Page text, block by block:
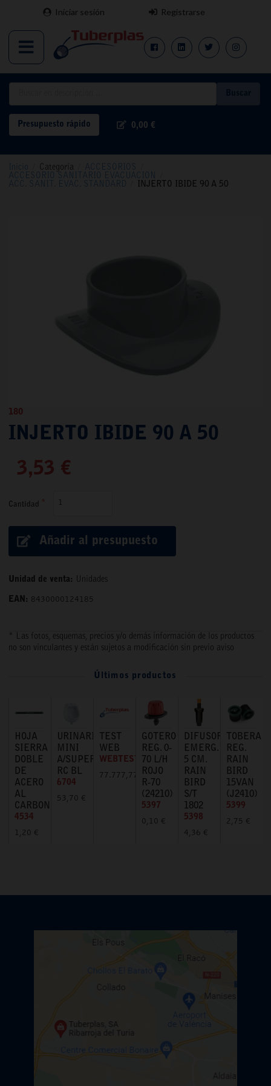
Iniciar sesión Registrarse
Presupuesto rápido 0,00 €
Inicio Categoría ACCESORIOS
ACCESORIO SANITARIO EVACUACION
ACC. SANIT. EVAC. STANDARD INJERTO IBIDE 90 A 50
180
INJERTO IBIDE 90 A 50
3,53 €
Cantidad
Añadir al presupuesto
Unidad de venta: Unidades
EAN: 8430000124185
* Las fotos, esquemas, precios y/o demás información de los productos
no son vinculantes y están sujetos a modificación sin previo aviso
Últimos productos
HOJA
SIERRA
DOBLE
DE
ACERO
AL
CARBONO
4534
1,20 €
URINARIO
MINI
A/SUPERIOR
RC BL
6704
53,70 €
TEST
WEB
WEBTEST
77.777,77 €
GOTERO
REG. 0-
70 L/H
ROJO
R-70
(24210)
5397
0,10 €
DIFUSOR
EMERG.
5 CM.
RAIN
BIRD
S/T
1802
5398
4,36 €
TOBERA
REG.
RAIN
BIRD
15VAN
(J2410)
5399
2,75 €